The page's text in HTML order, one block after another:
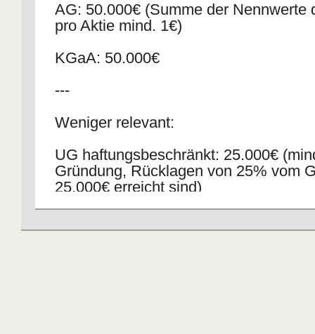
AG: 50.000€ (Summe der Nennwerte
pro Aktie mind. 1€)
KGaA: 50.000€
---
Weniger relevant:
UG haftungsbeschränkt: 25.000€
Gründung, Rücklagen von 25% vom
25.000€ erreicht sind)